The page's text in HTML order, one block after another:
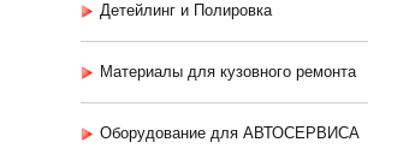
Детейлинг и Полировка
Материалы для кузовного ремонта
Оборудование для АВТОСЕРВИСА